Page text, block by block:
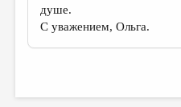
ПУБЛИЦИСТИКА
РЕЦЕНЗИРОВАНИЕ
ТРЕДИАКОВСКИЙ
душе.
С уважением, Ольга.